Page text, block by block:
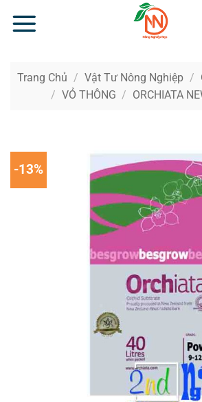
qua
Trang Chủ / Vật Tư Nông Nghiệp /
/ VỎ THÔNG / ORCHIATA
-13%